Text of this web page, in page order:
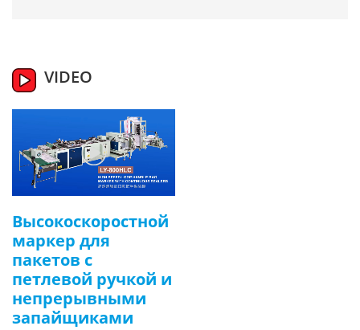
VIDEO
Высокоскоростной
маркер для
пакетов с
петлевой ручкой и
непрерывными
запайщиками